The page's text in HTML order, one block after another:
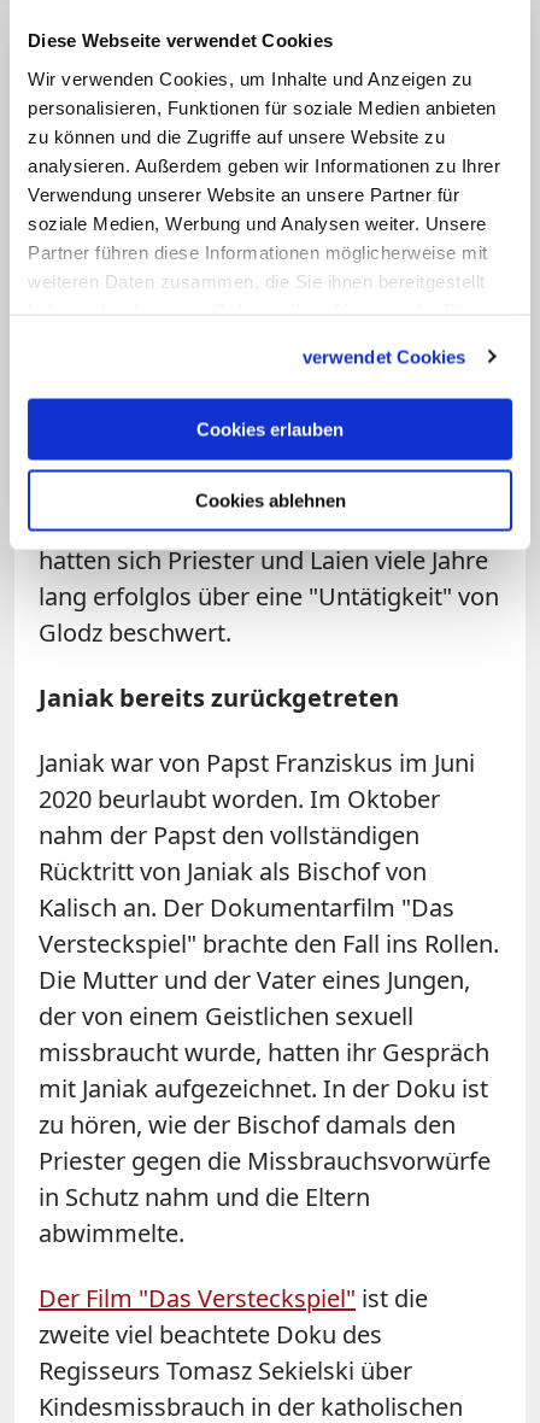
Diese Webseite verwendet Cookies
Wir verwenden Cookies, um Inhalte und Anzeigen zu
personalisieren, Funktionen für soziale Medien anbieten
zu können und die Zugriffe auf unsere Website zu
analysieren. Außerdem geben wir Informationen zu Ihrer
Verwendung unserer Website an unsere Partner für
soziale Medien, Werbung und Analysen weiter. Unsere
Partner führen diese Informationen möglicherweise mit
weiteren Daten zusammen, die Sie ihnen bereitgestellt
verwendet Cookies
Cookies erlauben
Cookies ablehnen
Erzbistums in einem gemeinsamen
Schreiben an den päpstlichen
Botschafter in Warschau unter anderem
darüber beschwert, dass der damalige
Ortsbischof Anzeigen wegen sexueller
Belästigungen gegen Priester vertuscht
Er habe sich an die Vorschriften gehalten
und bei entsprechenden Verfahren
gegen Kleriker "keine Langsamkeit" an
den Tag gelegt. Laut Medienberichten
hatten sich Priester und Laien viele Jahre
lang erfolglos über eine "Untätigkeit" von
Glodz beschwert.
Janiak bereits zurückgetreten
Janiak war von Papst Franziskus im Juni
2020 beurlaubt worden. Im Oktober
nahm der Papst den vollständigen
Rücktritt von Janiak als Bischof von
Kalisch an. Der Dokumentarfilm "Das
Versteckspiel" brachte den Fall ins Rollen.
Die Mutter und der Vater eines Jungen,
der von einem Geistlichen sexuell
missbraucht wurde, hatten ihr Gespräch
mit Janiak aufgezeichnet. In der Doku ist
zu hören, wie der Bischof damals den
Priester gegen die Missbrauchsvorwürfe
in Schutz nahm und die Eltern
abwimmelte.
Der Film "Das Versteckspiel" ist die
zweite viel beachtete Doku des
Regisseurs Tomasz Sekielski über
Kindesmissbrauch in der katholischen